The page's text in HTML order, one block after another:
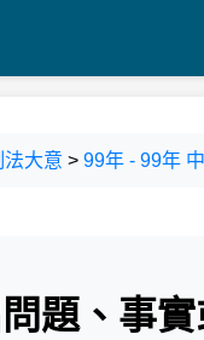
大意 > 99年 - 99年
題、事